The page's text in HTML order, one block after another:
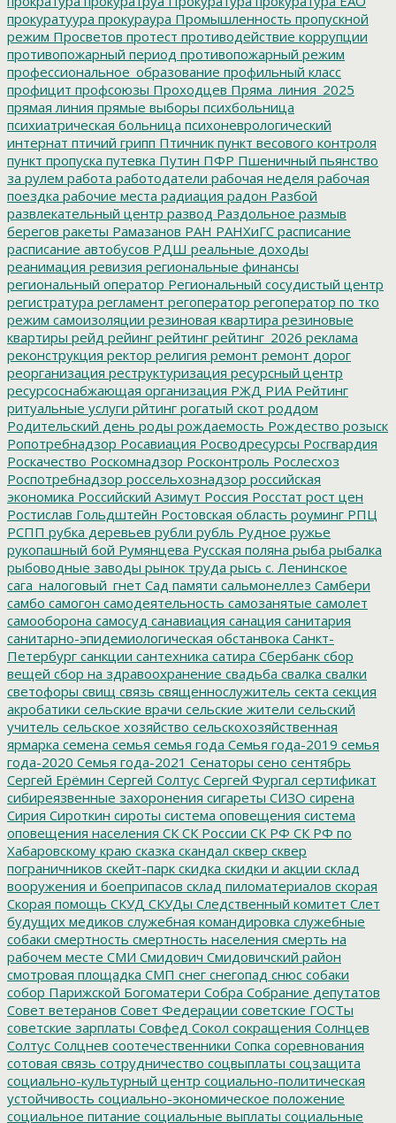
прокуратуура прокураура Промышленность пропускной
режим Просветов протест противодействие коррупции
противопожарный период противопожарный режим
профессиональное_образование профильный класс
профицит профсоюзы Проходцев Пряма_линия_2025
прямая линия прямые выборы психбольница
психиатрическая больница психоневрологический
интернат птичий грипп Птичник пункт весового контроля
пункт пропуска путевка Путин ПФР Пшеничный пьянство
за рулем работа работодатели рабочая неделя рабочая
поездка рабочие места радиация радон Разбой
развлекательный центр развод Раздольное размыв
берегов ракеты Рамазанов РАН РАНХиГС расписание
расписание автобусов РДШ реальные доходы
реанимация ревизия региональные финансы
региональный оператор Региональный сосудистый центр
регистратура регламент регоператор регоператор по тко
режим самоизоляции резиновая квартира резиновые
квартиры рейд рейинг рейтинг рейтинг_2026 реклама
реконструкция ректор религия ремонт ремонт дорог
реорганизация реструктуризация ресурсный центр
ресурсоснабжающая организация РЖД РИА Рейтинг
ритуальные услуги рйтинг рогатый скот роддом
Родительский день роды рождаемость Рождество розыск
Ропотребнадзор Росавиация Росводресурсы Росгвардия
Роскачество Роскомнадзор Росконтроль Рослесхоз
Роспотребнадзор россельхознадзор российская
экономика Российский Азимут Россия Росстат рост цен
Ростислав Гольдштейн Ростовская область роуминг РПЦ
РСПП рубка деревьев рубли рубль Рудное ружье
рукопашный бой Румянцева Русская поляна рыба рыбалка
рыбоводные заводы рынок труда рысь с. Ленинское
сага_налоговый_гнет Сад памяти сальмонеллез Самбери
самбо самогон самодеятельность самозанятые самолет
самооборона самосуд санавиация санация санитария
санитарно-эпидемиологическая обстанвока Санкт-
Петербург санкции сантехника сатира Сбербанк сбор
вещей сбор на здравоохранение свадьба свалка свалки
светофоры свищ связь священнослужитель секта секция
акробатики сельские врачи сельские жители сельский
учитель сельское хозяйство сельскохозяйственная
ярмарка семена семья семья года Семья года-2019 семья
года-2020 Семья года-2021 Сенаторы сено сентябрь
Сергей Ерёмин Сергей Солтус Сергей Фургал сертификат
сибиреязвенные захоронения сигареты СИЗО сирена
Сирия Сироткин сироты система оповещения система
оповещения населения СК СК России СК РФ СК РФ по
Хабаровскому краю сказка скандал сквер сквер
пограничников скейт-парк скидка скидки и акции склад
вооружения и боеприпасов склад пиломатериалов скорая
Скорая помощь СКУД СКУДы Следственный комитет Слет
будущих медиков служебная командировка служебные
собаки смертность смертность населения смерть на
рабочем месте СМИ Смидович Смидовичский район
смотровая площадка СМП снег снегопад снюс собаки
собор Парижской Богоматери Собра Собрание депутатов
Совет ветеранов Совет Федерации советские ГОСТы
советские зарплаты Совфед Сокол сокращения Солнцев
Солтус Солцнев соотечественники Сопка соревнования
сотовая связь сотрудничество соцвыплаты соцзащита
социально-культурный центр социально-политическая
устойчивость социально-экономическое положение
социальное питание социальные выплаты социальные